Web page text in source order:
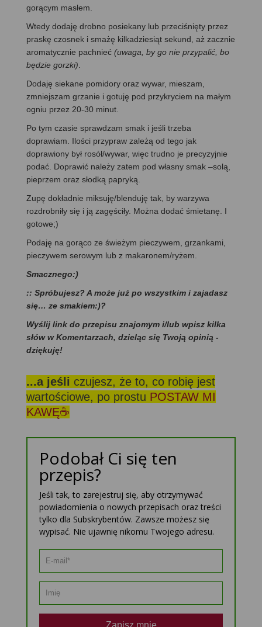
gorącym masłem.
Wtedy dodaję drobno posiekany lub przeciśnięty przez
praskę czosnek i smażę kilkadziesiąt sekund, aż zacznie
aromatycznie pachnieć (uwaga, by go nie przypalić, bo
będzie gorzki)
Dodaję siekane pomidory oraz wywar, mieszam,
zmniejszam grzanie i gotuję pod przykryciem na małym
ogniu przez 20-30 minut.
Po tym czasie sprawdzam smak i jeśli trzeba
doprawiam. Ilości przypraw zależą od tego jak
doprawiony był rosół/wywar, więc trudno je precyzyjnie
podać. Doprawić należy zatem pod własny smak –solą,
pieprzem oraz słodką papryką.
Zupę dokładnie miksuję/blenduję tak, by warzywa
rozdrobniły się i ją zagęściły. Można dodać śmietanę. I
gotowe;)
Podaję na gorąco ze świeżym pieczywem, grzankami,
pieczywem serowym lub z makaronem/ryżem.
Smacznego:)
:: Spróbujesz? A może już po wszystkim i zajadasz
się… ze smakiem:)?
Wyślij link do przepisu znajomym i/lub wpisz kilka
słów w Komentarzach, dzieląc się Twoją opinią -
dziękuję!
...a jeśli czujesz, że to, co robię jest
wartościowe, po prostu POSTAW MI
KAWĘ☕
Podobał Ci się ten
przepis?
Jeśli tak, to zarejestruj się, aby otrzymywać
powiadomienia o nowych przepisach oraz treści
tylko dla Subskrybentów. Zawsze możesz się
wypisać. Nie ujawnię nikomu Twojego adresu.
Zapisz mnie